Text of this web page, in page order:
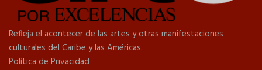
Refleja el acontecer de las artes y otras manifestaciones
culturales del Caribe y las Américas.
Política de Privacidad